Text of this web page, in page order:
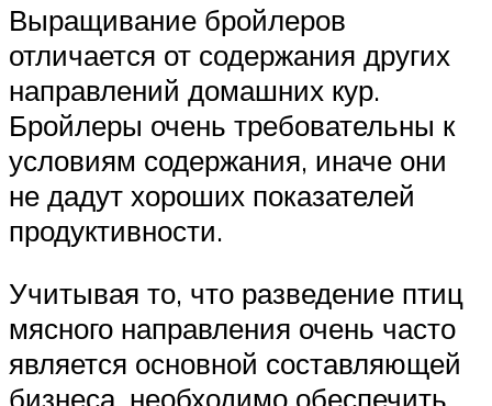
Выращивание бройлеров
отличается от содержания других
направлений домашних кур.
Бройлеры очень требовательны к
условиям содержания, иначе они
не дадут хороших показателей
продуктивности.
Учитывая то, что разведение птиц
мясного направления очень часто
является основной составляющей
бизнеса, необходимо обеспечить